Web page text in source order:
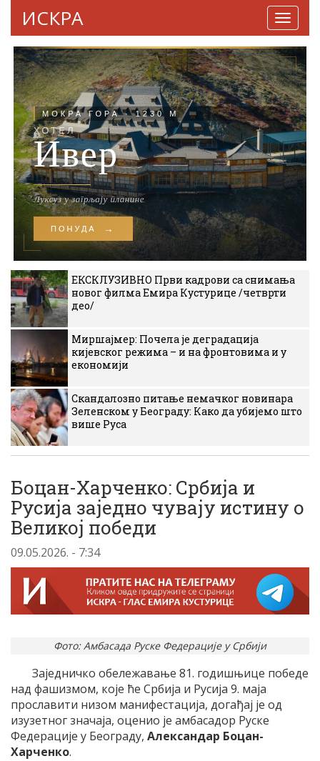
ИСКРА
ЕКСКЛУЗИВНО Први кадрови са снимања
новог филма Емира Кустурице /четврти
део/
Миршајмер: Почела је деградација
кијевског режима – и на фронтовима и у
економији
Скандалозно питање немачког новинара
Зеленском у Београду: Како да убијемо што
више Руса
Боцан-Харченко: Србија и
Русија заједно чувају истину о
Великој победи
09.05.2026. - 7:34
Фото: Амбасада Руске Федерације у Србији
Заједничко обележавање 81. годишњице победе
над фашизмом, које ће Србија и Русија 9. маја
прославити низом манифестација, догађај је од
изузетног значаја, оценио је амбасадор Руске
Федерације у Београду, Александар Боцан-
Харченко.